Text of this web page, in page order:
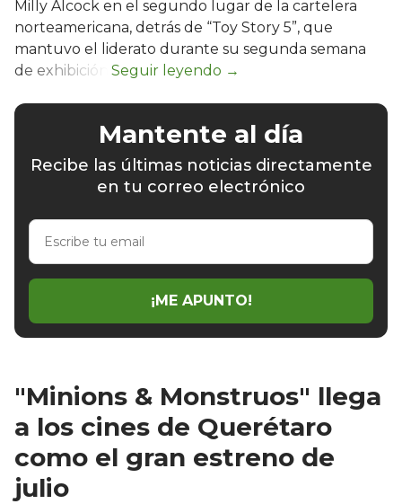
Milly Alcock en el segundo lugar de la cartelera
norteamericana, detrás de “Toy Story 5”, que
mantuvo el liderato durante su segunda semana
de exhibición.
Mantente al día
Recibe las últimas noticias directamente
en tu correo electrónico
Escribe
email
¡ME APUNTO!
"Minions & Monstruos" llega
a los cines de Querétaro
como el gran estreno de
julio